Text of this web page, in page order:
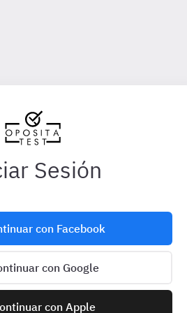
Sesión
con Facebook
con Google
con Apple